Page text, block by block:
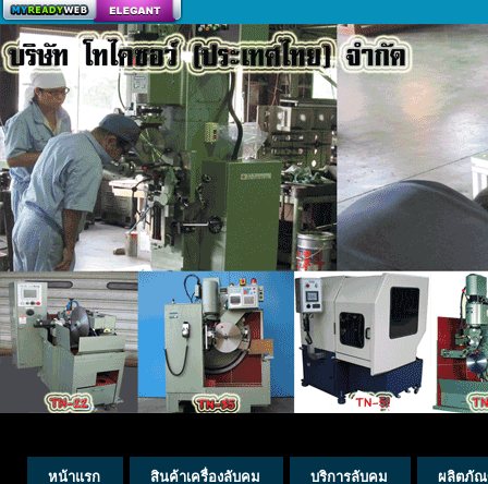
สร้างเว็บ
หน้าแรก สินค้าเครื่องลับคม บริการลับคม ผลิตภัณ